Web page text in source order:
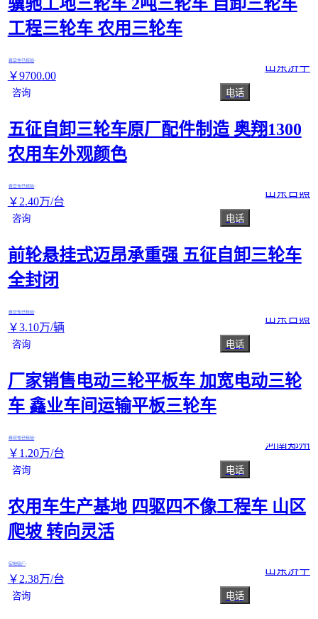
工程三轮车 农用三轮车
真实性已核验
￥9700.00
山东济宁
咨询 电话
五征自卸三轮车原厂配件制造 奥翔1300
农用车外观颜色
真实性已核验
￥ 2.40万/台
山东日照
咨询 电话
前轮悬挂式迈昂承重强 五征自卸三轮车
全封闭
真实性已核验
￥3.10万/辆
山东日照
咨询 电话
厂家销售电动三轮平板车 加宽电动三轮
车 鑫业车间运输平板三轮车
真实性已核验
￥ 1 .20万/台
河南郑州
咨询 电话
农用车生产基地 四驱四不像工程车 山区
爬坡 转向灵活
实地验厂
￥ 2.38万/台
山东济宁
咨询 电话